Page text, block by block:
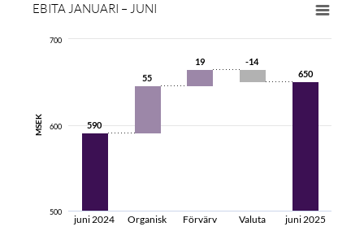
MSEK
EBITAJANUARI – JUNI
590
590
55
55
19
19 -14
-14
650
650
juni 2024 Organisk Förvärv Valuta juni 2025
500
600
700